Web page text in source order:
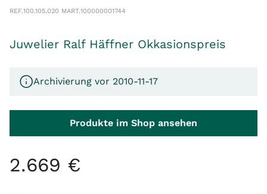
REF.100.105.020 MART.100000001744
Juwelier Ralf Häffner Okkasionspreis
Archivierung vor 2010-11-17
Produkte im Shop ansehen
2.669 €